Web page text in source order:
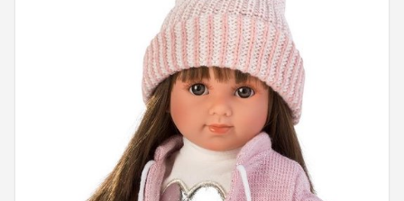
POPULAIRE MERKEN
Paola Reina